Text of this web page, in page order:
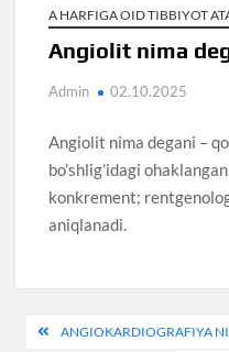
A HARFIGA OID TIBBIYOT
Angiolit nima
Admin 02.10.2025
Angiolit nima degani –
bo’shlig’idagi
konkrement;
aniqlanadi.
PostANGIOKARDIOGRAFIYA